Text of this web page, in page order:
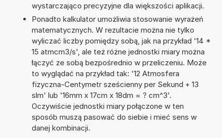
wystarczająco precyzyjne dla większości aplikacji.
Ponadto kalkulator umożliwia stosowanie wyrażeń
matematycznych. W rezultacie można nie tylko
wyliczać liczby pomiędzy sobą, jak na przykład '14 *
15 atmcm3/s', ale też różne jednostki miary można
łączyć ze sobą bezpośrednio w przeliczeniu. Może
to wyglądać na przykład tak: '12 Atmosfera
fizyczna-Centymetr sześcienny per Sekund + 13
slm' lub '16mm x 17cm x 18dm = ? cm^3'.
Oczywiście jednostki miary połączone w ten
sposób muszą pasować do siebie i mieć sens w
danej kombinacji.